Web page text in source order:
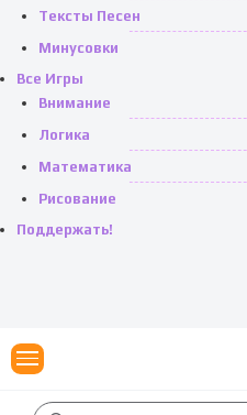
Тексты Песен
Минусовки
Все Игры
Внимание
Логика
Математика
Рисование
Поддержать!